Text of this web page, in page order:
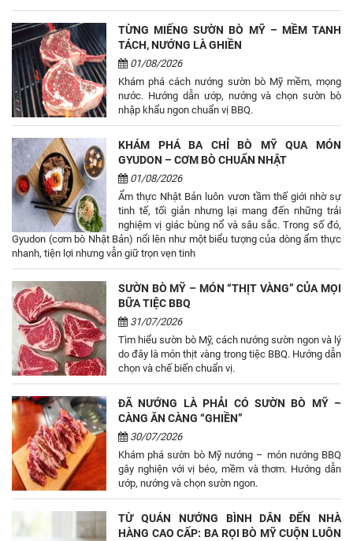
TỪNG MIẾNG SƯỜN BÒ MỸ – MỀM TANH
TÁCH, NƯỚNG LÀ GHIỀN
01/08/2026
Khám phá cách nướng sườn bò Mỹ mềm, mọng
nước. Hướng dẫn ướp, nướng và chọn sườn bò
nhập khẩu ngon chuẩn vị BBQ.
KHÁM PHÁ BA CHỈ BÒ MỸ QUA MÓN
GYUDON – CƠM BÒ CHUẨN NHẬT
01/08/2026
Ẩm thực Nhật Bản luôn vươn tầm thế giới nhờ sự
tinh tế, tối giản nhưng lại mang đến những trải
nghiệm vị giác bùng nổ và sâu sắc. Trong số đó,
Gyudon (cơm bò Nhật Bản) nổi lên như một biểu tượng của dòng ẩm thực
nhanh, tiện lợi nhưng vẫn giữ trọn vẹn tinh
SƯỜN BÒ MỸ – MÓN “THỊT VÀNG” CỦA MỌI
BỮA TIỆC BBQ
31/07/2026
Tìm hiểu sườn bò Mỹ, cách nướng sườn ngon và lý
do đây là món thịt vàng trong tiệc BBQ. Hướng dẫn
chọn và chế biến chuẩn vị.
ĐÃ NƯỚNG LÀ PHẢI CÓ SƯỜN BÒ MỸ –
CÀNG ĂN CÀNG “GHIỀN”
30/07/2026
Khám phá sườn bò Mỹ nướng – món nướng BBQ
gây nghiện với vị béo, mềm và thơm. Hướng dẫn
ướp, nướng và chọn sườn ngon.
TỪ QUÁN NƯỚNG BÌNH DÂN ĐẾN NHÀ
HÀNG CAO CẤP: BA RỌI BÒ MỸ CUỘN LUÔN